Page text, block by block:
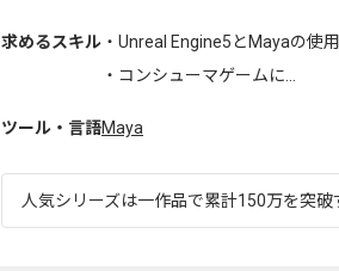
求めるスキル ・Unreal Engine5とMayaの使
・コンシューマゲームに...
ツール・言語Maya
人気シリーズは一作品で累計150万を突